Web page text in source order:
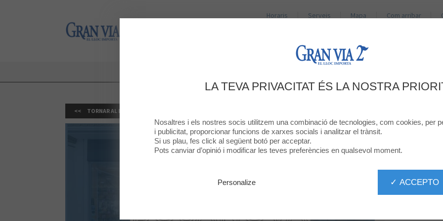
Gran Via 2
Horaris Serveis Mapa Com arribar
15% DE RÉDUCTION SUR TOUS LES
TORNAR AL LLISTAT
LA TEVA PRIVACITAT ÉS LA NOSTRA
Nosaltres i els nostres socis utilitzem una combinació de tecnologies, com cookies, per
i publicitat, proporcionar funcions de xarxes socials i analitzar el trànsit.
Si us plau, fes click al següent botó per acceptar.
Pots canviar d’opinió i modificar les teves preferències en qualsevol moment.
✓ ACCEPTO
Personalize